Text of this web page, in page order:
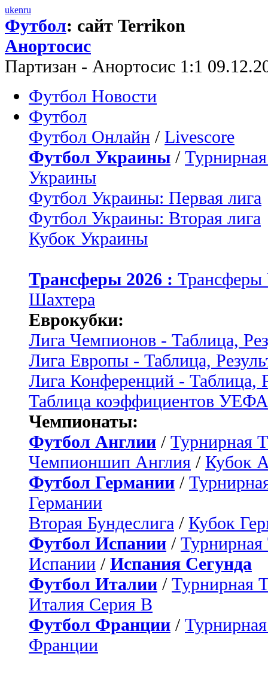
ukenru
Футбол: сайт Terrikon
Анортосис
Партизан - Анортосис 1:1
Футбол Новости
Футбол
Футбол Онлайн / Livescore
Футбол Украины /
Украины
Футбол Украины: Первая лига
Футбол Украины: Вторая лига
Кубок Украины
Трансферы 2026 :
Шахтера
Еврокубки:
Лига Чемпионов - Таблица,
Лига Европы - Таблица,
Лига Конференций - Таблица,
Таблица коэффициентов УЕФА
Чемпионаты:
Футбол Англии / Турнирная
Чемпионшип Англия / Кубок
Футбол Германии /
Германии
Вторая Бундеслига / Кубок
Футбол Испании / Турнирная
Испании / Испания Сегунда
Футбол Италии / Турнирная
Италия Серия B
Футбол Франции /
Франции